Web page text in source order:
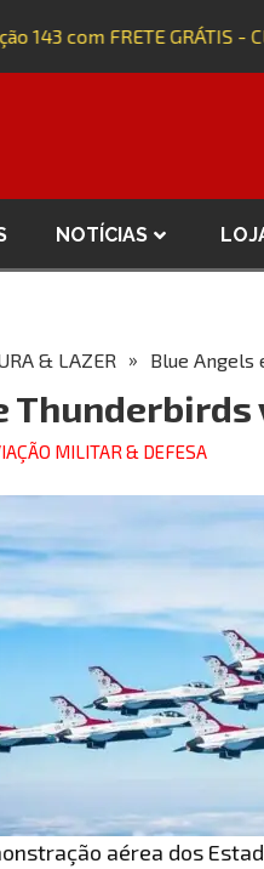
com FRETE GRÁTIS -
NOTÍCIAS
& LAZER » Blue Angels
Thunderbirds
MILITAR & DEFESA
aérea dos